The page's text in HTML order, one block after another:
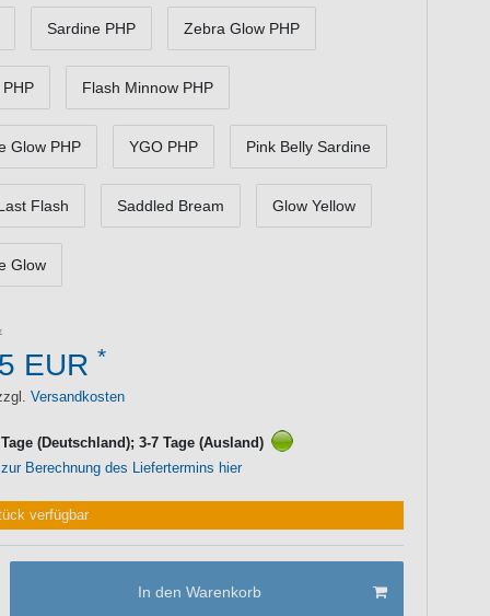
Sardine PHP Zebra Glow PHP
Flash Minnow PHP
Glow PHP YGO PHP Pink Belly Sardine
Flash Saddled Bream Glow Yellow
Glow
EUR *
Versandkosten
(Deutschland); 3-7 Tage (Ausland)
Berechnung des Liefertermins hier
verfügbar
In den Warenkorb